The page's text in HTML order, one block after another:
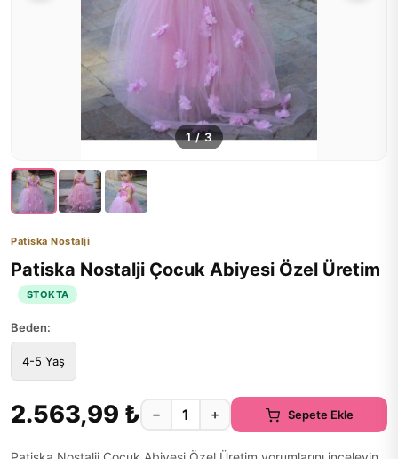
1/3
Patiska Nostalji
Patiska Nostalji Çocuk Abiyesi Özel Üretim
STOKTA
Beden:
4-5 Yaş
2.563,99 ₺ − + Sepete Ekle